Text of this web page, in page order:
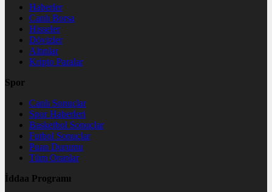
Haberler
Canlı Borsa
Hisseler
Dövizler
Altınlar
Kripto Paralar
Spor
Canlı Sonuçlar
Spor Haberleri
Basketbol Sonuçlar
Futbol Sonuçlar
Puan Durumu
Tüm Oranlar
İddaa Programı